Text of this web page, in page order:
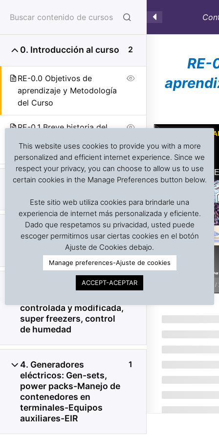
Previous Slide
◀︎ ▶︎
temperatura, ventilación, demoras, condición del
producto, embalaje, estiba y transferencia de carga.
Transporte refrigerado alimentos
0. Introducción al curso 2
RE-0.0 Objetivos de
aprendizaje y Metodología
del Curso
RE-0.1 Breve historia del
refrigerados
1. Anatomía del
5
2. Contenedores
refrigerados: Parámetros
de funcionamiento
6
3. Contenedores
controlada y modificada,
super freezers, control
de humedad
2
4. Generadores
eléctricos: Gen-sets,
power packs-Manejo de
contenedores en
terminales-Equipos
auxiliares-EIR
1
RE-
/
Copyright | Derechos reservados | Dr. J. A. Barreiro
Cargo Inspection Service LLC | 2018-2025
Política de Privacidad
Condiciones de uso
Intra-net
This website uses cookies to provide you with a more
personalized and efficient internet experience. Since we
respect your privacy, you can choose to allow us to use
certain cookies in the Manage Preferences button below.
Este sitio web utiliza cookies para brindarle una
experiencia de internet más personalizada y eficiente.
Dado que respetamos su privacidad, usted puede
escoger permitirnos usar ciertas cookies en el botón
Ajuste de Cookies debajo.
Manage preferences-Ajuste de cookies
ACCEPT-ACEPTAR